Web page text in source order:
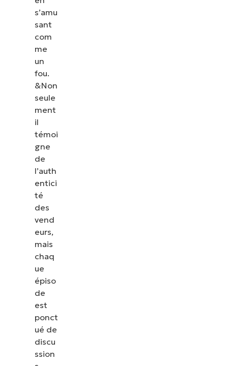
s’amu
sant
com
me
un
fou.
&Non
seule
ment
il
témoi
gne
de
l’auth
entici
té
des
vend
eurs,
mais
chaq
ue
épiso
de
est
ponct
ué de
discu
ssion